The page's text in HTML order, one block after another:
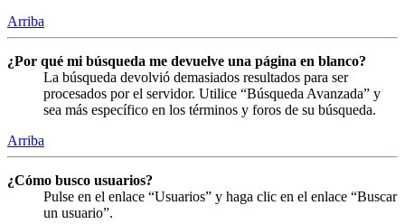
Arriba
¿Por qué mi búsqueda me devuelve una página en blanco?
La búsqueda devolvió demasiados resultados para ser
procesados por el servidor. Utilice “Búsqueda Avanzada” y
sea más específico en los términos y foros de su búsqueda.
Arriba
¿Cómo busco usuarios?
Pulse en el enlace “Usuarios” y haga clic en el enlace “Buscar
un usuario”.